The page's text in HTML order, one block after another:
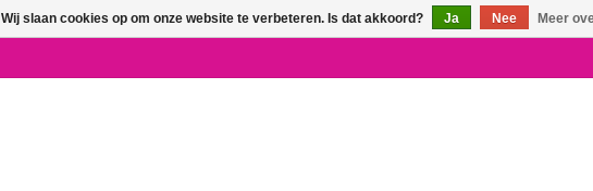
Wij slaan cookies op om onze website te verbeteren. Is dat akkoord? Ja Nee Meer